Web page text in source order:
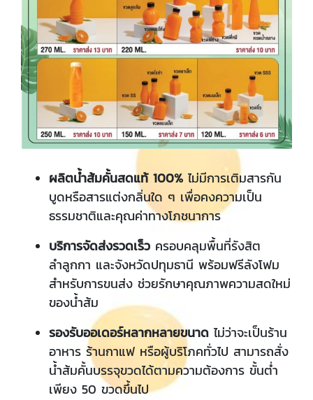
ผลิตน้ำส้มคั้นสดแท้ 100% ไม่มีการเติมสารกัน
บูดหรือสารแต่งกลิ่นใด ๆ เพื่อคงความเป็น
ธรรมชาติและคุณค่าทางโภชนาการ
บริการจัดส่งรวดเร็ว ครอบคลุมพื้นที่รังสิต
ลำลูกกา และจังหวัดปทุมธานี พร้อมฟรีลังโฟม
สำหรับการขนส่ง ช่วยรักษาคุณภาพความสดใหม่
ของน้ำส้ม
รองรับออเดอร์หลากหลายขนาด ไม่ว่าจะเป็นร้าน
อาหาร ร้านกาแฟ หรือผู้บริโภคทั่วไป สามารถสั่ง
น้ำส้มคั้นบรรจุขวดได้ตามความต้องการ ขั้นต่ำ
เพียง 50 ขวดขึ้นไป